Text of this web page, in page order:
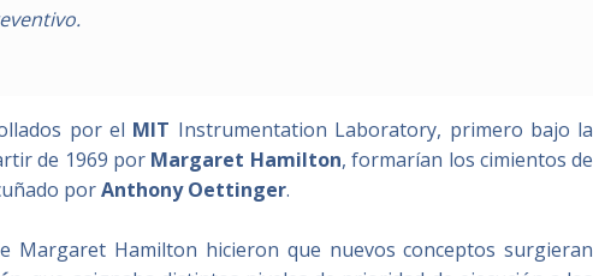
por el MIT Instrumentation Laboratory, primero bajo la
de 1969 por Margaret Hamilton, formarían los cimientos de
porAnthony Oettinger.
Margaret Hamilton hicieron que nuevos conceptos surgieran